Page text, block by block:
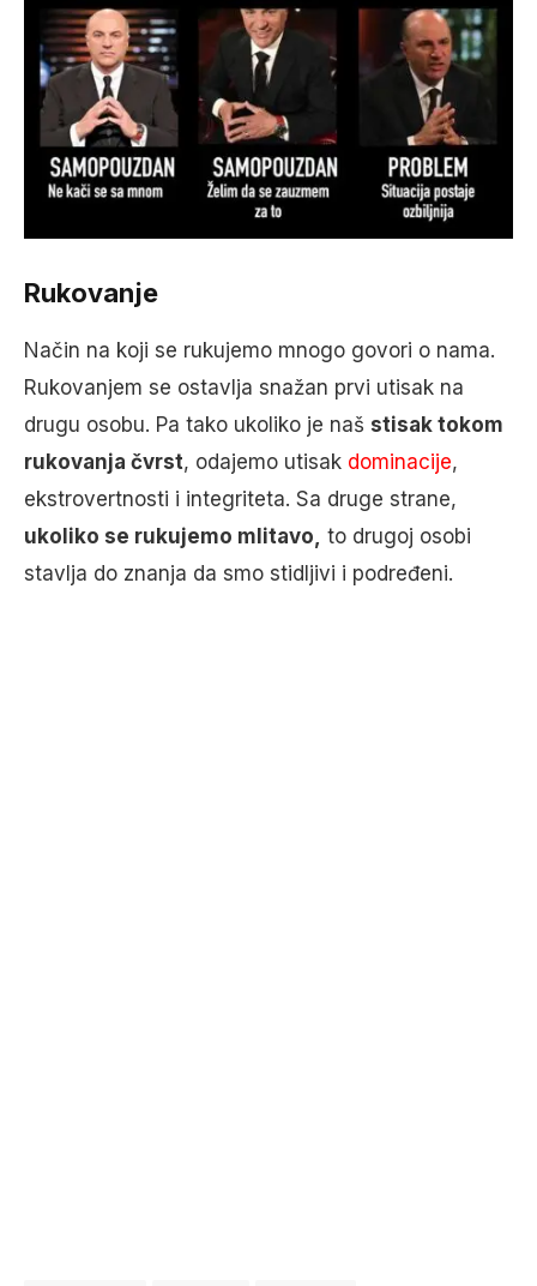
Rukovanje
Način na koji se rukujemo mnogo govori o nama.
Rukovanjem se ostavlja snažan prvi utisak na
drugu osobu. Pa tako ukoliko je naš stisak tokom
rukovanja čvrst, odajemo utisak dominacije,
ekstrovertnosti i integriteta. Sa druge strane,
ukoliko se rukujemo mlitavo, to drugoj osobi
stavlja do znanja da smo stidljivi i podređeni.